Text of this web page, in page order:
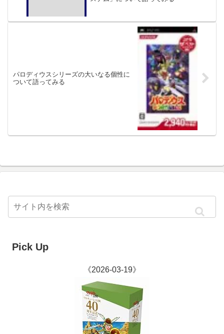
パロディウスシリーズの大いなる個性に
ついて語ってみる
Pick Up
《2026-03-19》